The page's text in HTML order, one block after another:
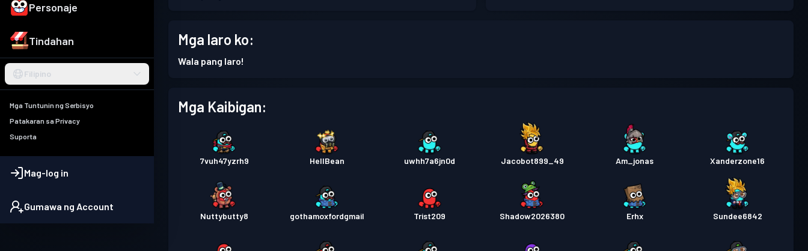
Personaje
Tindahan
Filipino
Mga Tuntunin ng Serbisyo
Patakaran sa Privacy
Suporta
Mag-log in
Gumawa ng Account
Mga laro ko:
Wala pang laro!
Mga Kaibigan:
7vuh47yzrh9 HellBean uwhh7a6jn0d Jacobot899_49 Am_jonas Xanderzone16
Nuttybutty8 gothamoxfordgmail Trist209 Shadow2026380 Erhx Sundee6842